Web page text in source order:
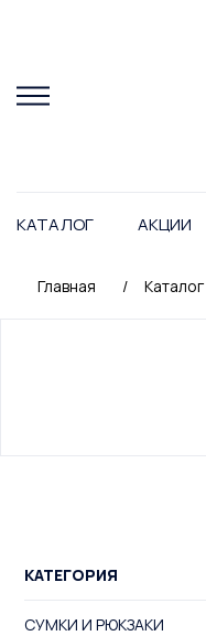
КАТАЛОГ АКЦИИ
Главная / Каталог
КАТЕГОРИЯ
СУМКИ И РЮКЗАКИ